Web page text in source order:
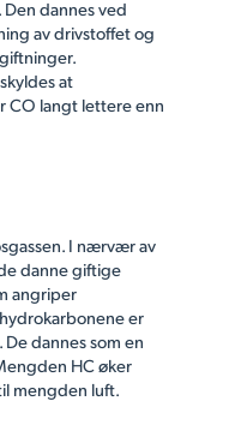
dannes ved
av drivstoffet og
at
CO langt lettere enn
I nærvær av
danne giftige
angriper
er
dannes som en
HC øker
mengden luft.